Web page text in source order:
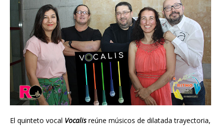
El quinteto vocal Vocalisreúne músicos de dilatada trayectoria,